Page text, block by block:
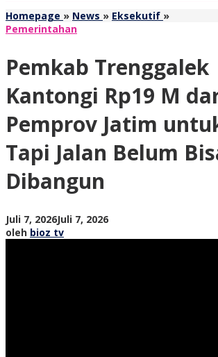
Homepage » News » Eksekutif »Pemkab
M
Pemprov
Jatim
untuk
JLS,
Tapi
Jalan
Pemerintahan
Pemkab Trenggalek
Kantongi Rp19 M
Pemprov Jatim
Tapi Jalan Belum
Dibangun
Juli 7, 2026Juli 7, 2026oleh
oleh bioz tv